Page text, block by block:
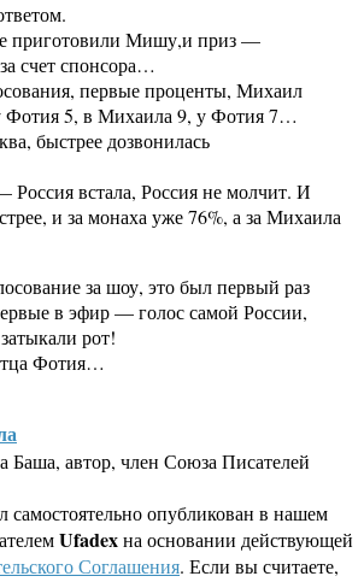
приготовили Мишу,и приз —
счет спонсора…
первые проценты, Михаил
Фотия 5, в Михаила 9, у Фотия 7…
быстрее дозвонилась
встала, Россия не молчит. И
и за монаха уже 76%, а за Михаила
за шоу, это был первый раз
в эфир — голос самой России,
рот!
Фотия…
Баша, автор, член Союза Писателей
самостоятельно опубликован в нашем
Ufadexна основании действующей
Соглашения. Если вы считаете,